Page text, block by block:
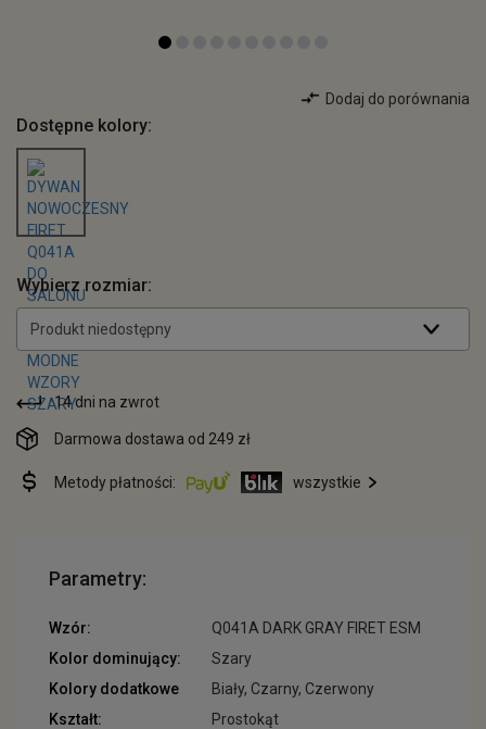
Dodaj do porównania
Dostępne kolory:
Wybierz rozmiar:
Produkt niedostępny
14 dni na zwrot
Darmowa dostawa od 249 zł
Metody płatności: wszystkie
Parametry:
Wzór:
Q041A DARK GRAY FIRET ESM
Kolor dominujący:
Szary
Kolory dodatkowe
Biały, Czarny, Czerwony
Kształt:
Prostokąt